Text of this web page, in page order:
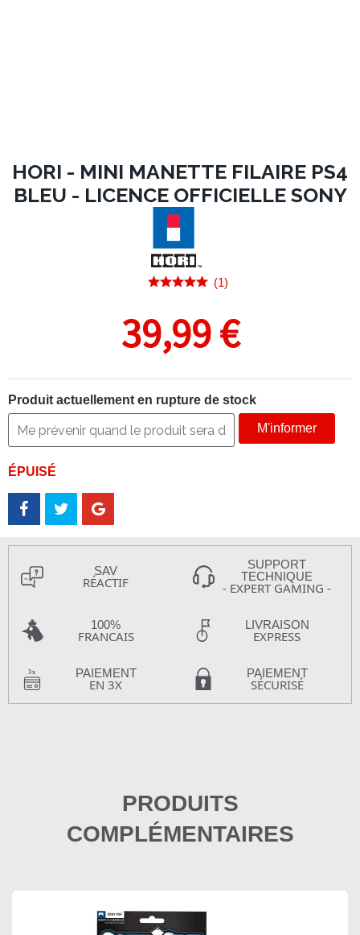
HORI - MINI MANETTE FILAIRE PS4
BLEU - LICENCE OFFICIELLE SONY
(1)
39,99 €
Produit actuellement en rupture de stock
M'informer
ÉPUISÉ
SAV
RÉACTIF
SUPPORT
TECHNIQUE
- EXPERT GAMING -
100%
FRANCAIS
LIVRAISON
EXPRESS
PAIEMENT
EN 3X
PAIEMENT
SÉCURISÉ
PRODUITS
COMPLÉMENTAIRES